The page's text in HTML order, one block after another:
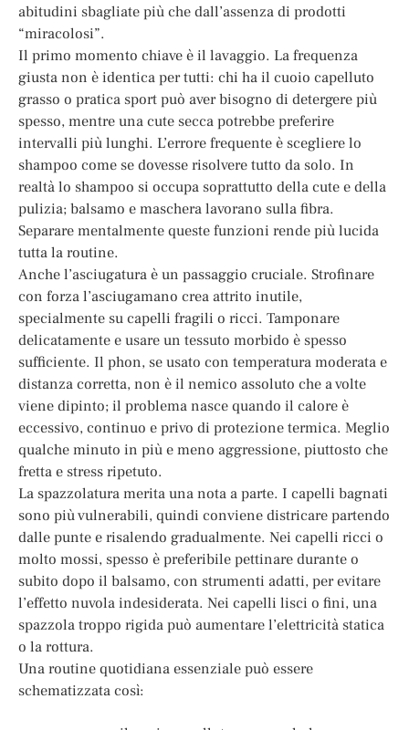
abitudini sbagliate più che dall’assenza di prodotti
“miracolosi”.
Il primo momento chiave è il lavaggio. La frequenza
giusta non è identica per tutti: chi ha il cuoio capelluto
grasso o pratica sport può aver bisogno di detergere più
spesso, mentre una cute secca potrebbe preferire
intervalli più lunghi. L’errore frequente è scegliere lo
shampoo come se dovesse risolvere tutto da solo. In
realtà lo shampoo si occupa soprattutto della cute e della
pulizia; balsamo e maschera lavorano sulla fibra.
Separare mentalmente queste funzioni rende più lucida
tutta la routine.
Anche l’asciugatura è un passaggio cruciale. Strofinare
con forza l’asciugamano crea attrito inutile,
specialmente su capelli fragili o ricci. Tamponare
delicatamente e usare un tessuto morbido è spesso
sufficiente. Il phon, se usato con temperatura moderata e
distanza corretta, non è il nemico assoluto che a volte
viene dipinto; il problema nasce quando il calore è
eccessivo, continuo e privo di protezione termica. Meglio
qualche minuto in più e meno aggressione, piuttosto che
fretta e stress ripetuto.
La spazzolatura merita una nota a parte. I capelli bagnati
sono più vulnerabili, quindi conviene districare partendo
dalle punte e risalendo gradualmente. Nei capelli ricci o
molto mossi, spesso è preferibile pettinare durante o
subito dopo il balsamo, con strumenti adatti, per evitare
l’effetto nuvola indesiderata. Nei capelli lisci o fini, una
spazzola troppo rigida può aumentare l’elettricità statica
o la rottura.
Una routine quotidiana essenziale può essere
schematizzata così: